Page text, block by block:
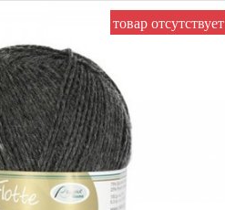
товар отсутствует